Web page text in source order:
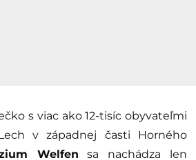
s viac ako 12-tisíc obyvateľmi
v západnej časti Horného
Welfen sa nachádza len